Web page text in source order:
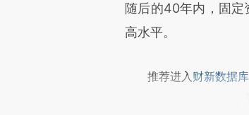
随后的40年内，固定
高水平。
推荐进入 财新数据库